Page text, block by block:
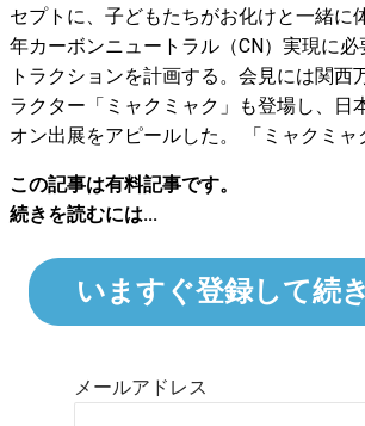
セプトに、子どもたちがお化けと一緒に
年カーボンニュートラル（CN）実現に
トラクションを計画する。会見には関西
ラクター「ミャクミャク」も登場し、日
オン出展をアピールした。 「ミャクミ
この記事は有料記事です。
続きを読むには...
いますぐ登録して続
メールアドレス